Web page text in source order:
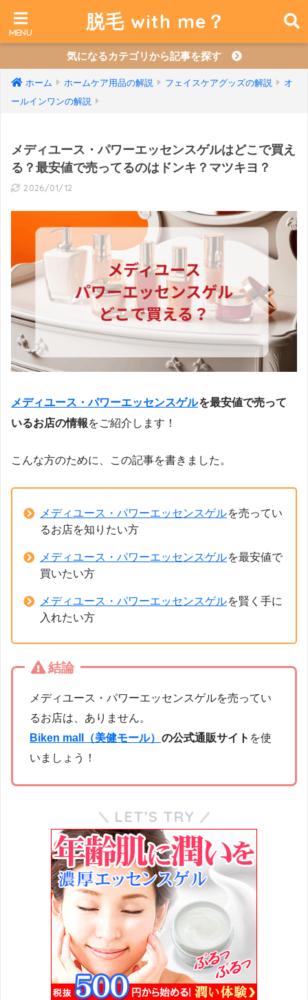
脱毛 with me？
気になるカテゴリから記事を探す
ホーム ホームケア用品の解説 フェイスケアグッズの解説
オ
ールインワンの解説
メディユース・パワーエッセンスゲルはどこで買え
る？最安値で売ってるのはドンキ？マツキヨ？
2026/01/12
メディユース・パワーエッセンスゲルを最安値で売って
いるお店の情報をご紹介します！
こんな方のために、この記事を書きました。
メディユース・パワーエッセンスゲルを売ってい
るお店を知りたい方
メディユース・パワーエッセンスゲルを最安値で
買いたい方
メディユース・パワーエッセンスゲルを賢く手に
入れたい方
結論
メディユース・パワーエッセンスゲルを売ってい
るお店は、ありません。
Biken mall（美健モール） の公式通販サイト を使
いましょう！
LET’S TRY